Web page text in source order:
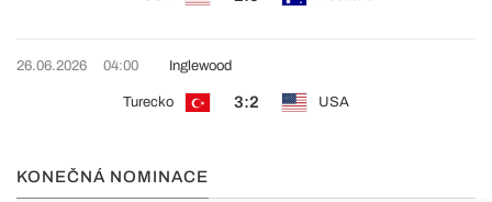
26.06.2026 04:00
Turecko 3:2 USA
Inglewood
KONEČNÁ NOMINACE